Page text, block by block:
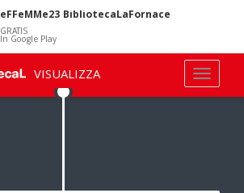
eFFeMMe23 BibliotecaLaFornace
GRATIS
In Google Play
VISUALIZZA